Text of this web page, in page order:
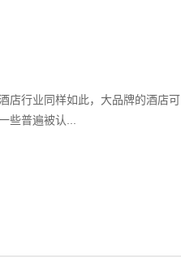
店行业同样如此，大品牌的酒店可
些普遍被认...